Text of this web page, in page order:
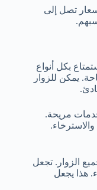
تصل إلى
بكل أنواع
يمكن للزوار
مريحة.
الزوار. تجعل
هذا يجعل